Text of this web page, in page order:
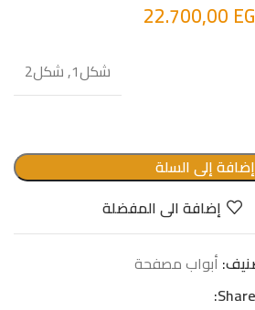
22.700,00
شكل1, شكل2
إضافة إلى السلة
إضافة الى المفضلة
أبواب مصفحة
Share: